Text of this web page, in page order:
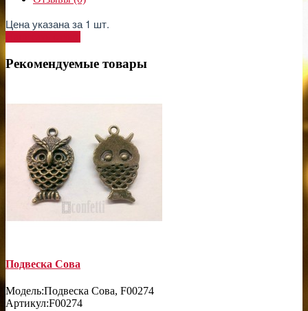
Цена указана за 1 шт.
Рекомендуемые товары
Подвеска Сова
Модель:Подвеска Сова, F00274
Артикул:F00274